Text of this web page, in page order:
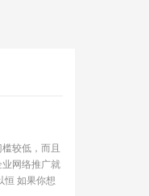
较低，而且
网络推广就
恒 如果你想